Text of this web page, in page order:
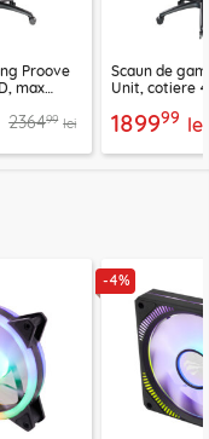
Proove
max
236499 lei
Scaun de
Unit, cotiere
189999 lei
-4%